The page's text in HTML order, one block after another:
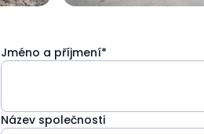
Jméno a příjmení*
Název společnosti